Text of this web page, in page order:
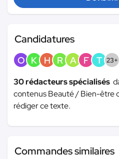
Candidatures
O K H R A F T 23+
30 rédacteurs spécialisés
contenus Beauté / Bien-être
rédiger ce texte.
Commandes similaires